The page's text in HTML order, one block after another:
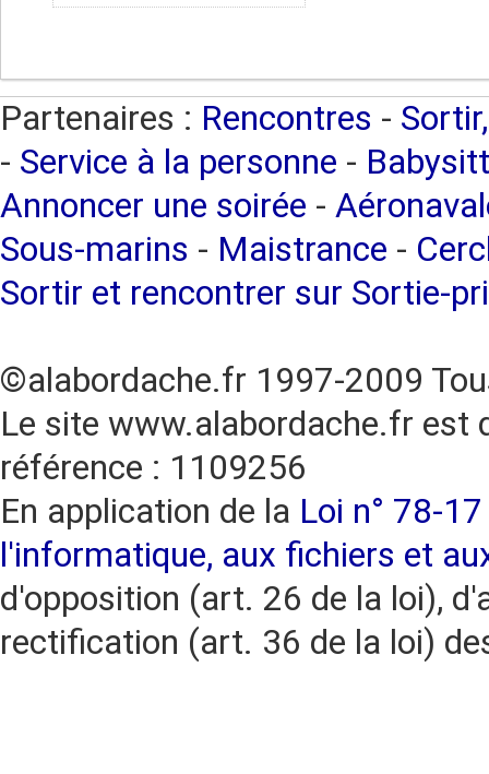
Partenaires : Rencontres -
- Service à la personne -
Annoncer une soirée -
Sous-marins - Maistrance -
Sortir et rencontrer sur Sortie-
©alabordache.fr 1997-2009
Le site www.alabordache.fr est
référence : 1109256
En application de la Loi n° 78-
l'informatique, aux fichiers et
d'opposition (art. 26 de la loi),
rectification (art. 36 de la loi)